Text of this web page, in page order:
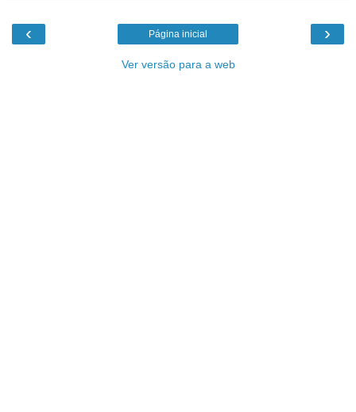
‹ ›
Página inicial
Ver versão para a web